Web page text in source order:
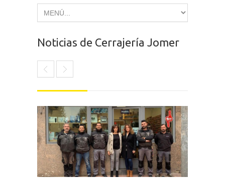
Noticias de Cerrajería Jomer